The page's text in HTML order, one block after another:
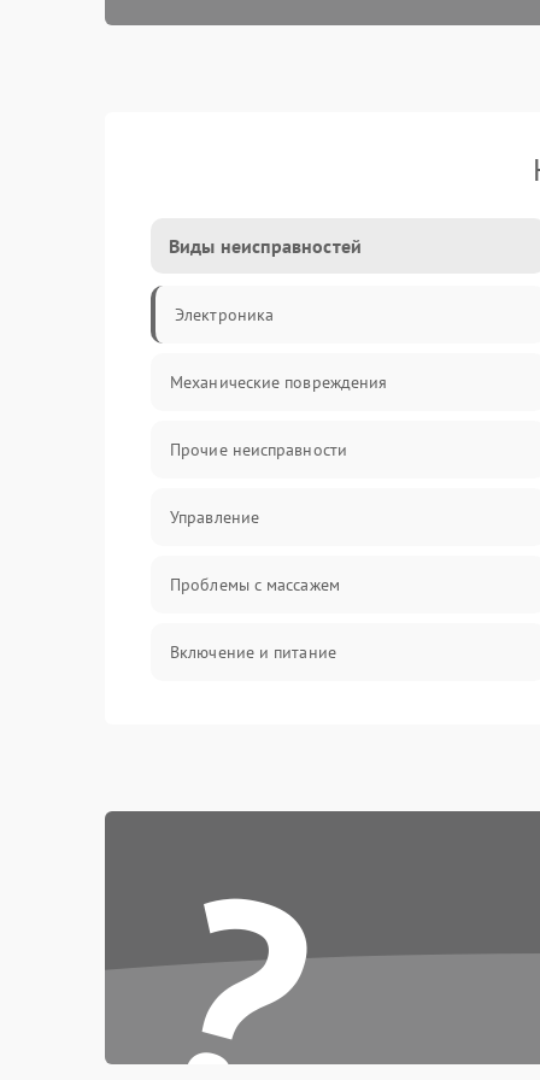
Виды неисправностей
Электроника
Механические повреждения
Прочие неисправности
Управление
Проблемы с массажем
Включение и питание
?